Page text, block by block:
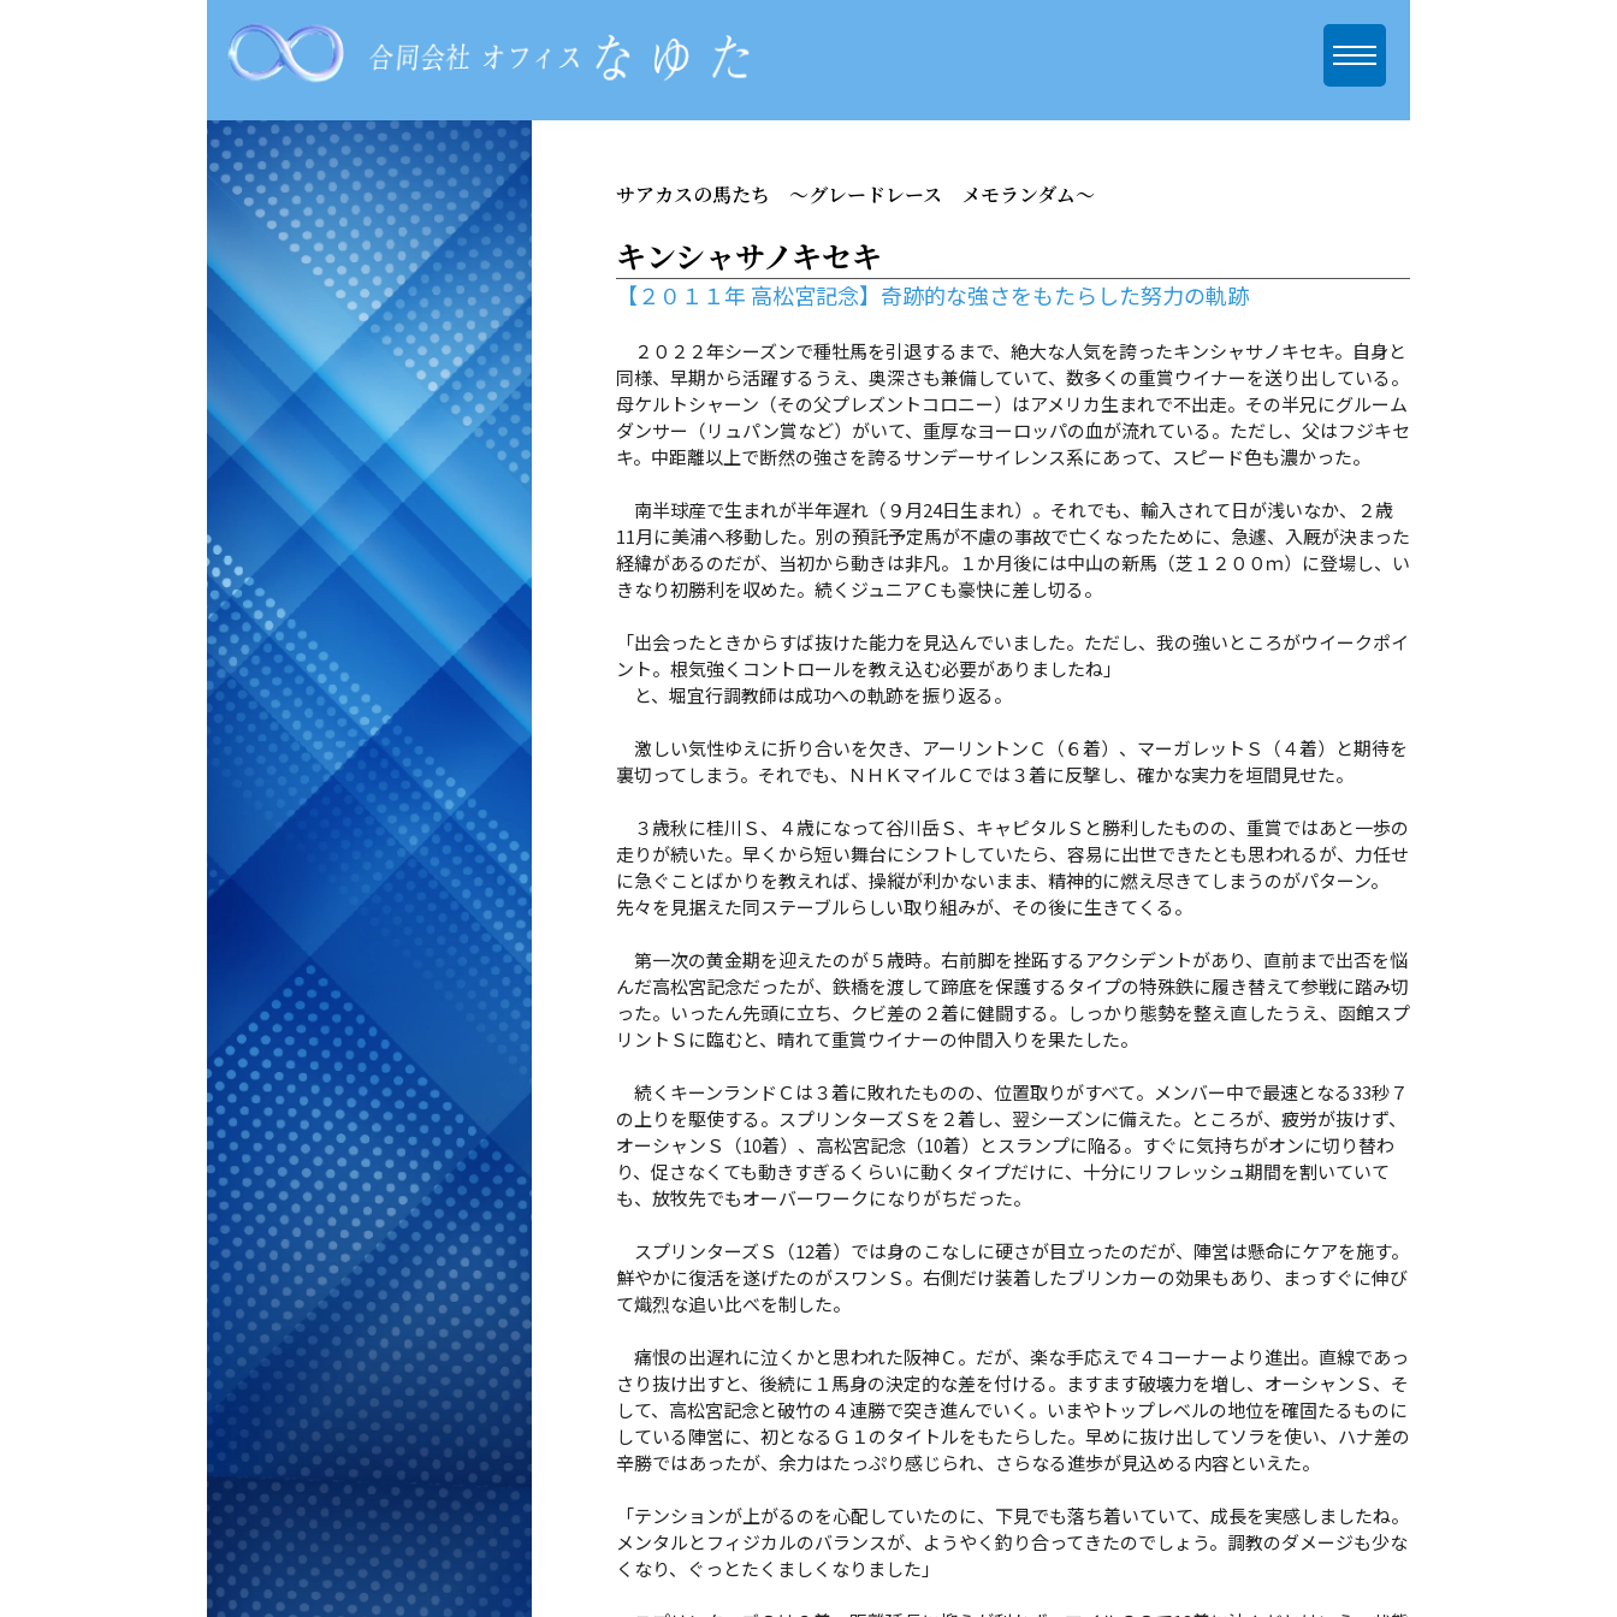
サアカスの馬たち ～グレードレース メモランダム～
キンシャサノキセキ
【２０１１年 高松宮記念】奇跡的な強さをもたらした努力の軌跡
２０２２年シーズンで種牡馬を引退するまで、絶大な人気を誇ったキンシャサノキセキ。自身と
同様、早期から活躍するうえ、奥深さも兼備していて、数多くの重賞ウイナーを送り出している。
母ケルトシャーン（その父プレズントコロニー）はアメリカ生まれで不出走。その半兄にグルーム
ダンサー（リュパン賞など）がいて、重厚なヨーロッパの血が流れている。ただし、父はフジキセ
キ。中距離以上で断然の強さを誇るサンデーサイレンス系にあって、スピード色も濃かった。
南半球産で生まれが半年遅れ（９月24日生まれ）。それでも、輸入されて日が浅いなか、２歳
11月に美浦へ移動した。別の預託予定馬が不慮の事故で亡くなったために、急遽、入厩が決まった
経緯があるのだが、当初から動きは非凡。１か月後には中山の新馬（芝１２００ｍ）に登場し、い
きなり初勝利を収めた。続くジュニアＣも豪快に差し切る。
「出会ったときからすば抜けた能力を見込んでいました。ただし、我の強いところがウイークポイ
ント。根気強くコントロールを教え込む必要がありましたね」
と、堀宜行調教師は成功への軌跡を振り返る。
激しい気性ゆえに折り合いを欠き、アーリントンＣ（６着）、マーガレットＳ（４着）と期待を
裏切ってしまう。それでも、ＮＨＫマイルＣでは３着に反撃し、確かな実力を垣間見せた。
３歳秋に桂川Ｓ、４歳になって谷川岳Ｓ、キャピタルＳと勝利したものの、重賞ではあと一歩の
走りが続いた。早くから短い舞台にシフトしていたら、容易に出世できたとも思われるが、力任せ
に急ぐことばかりを教えれば、操縦が利かないまま、精神的に燃え尽きてしまうのがパターン。
先々を見据えた同ステーブルらしい取り組みが、その後に生きてくる。
第一次の黄金期を迎えたのが５歳時。右前脚を挫跖するアクシデントがあり、直前まで出否を悩
んだ高松宮記念だったが、鉄橋を渡して蹄底を保護するタイプの特殊鉄に履き替えて参戦に踏み切
った。いったん先頭に立ち、クビ差の２着に健闘する。しっかり態勢を整え直したうえ、函館スプ
リントＳに臨むと、晴れて重賞ウイナーの仲間入りを果たした。
続くキーンランドＣは３着に敗れたものの、位置取りがすべて。メンバー中で最速となる33秒７
の上りを駆使する。スプリンターズＳを２着し、翌シーズンに備えた。ところが、疲労が抜けず、
オーシャンＳ（10着）、高松宮記念（10着）とスランプに陥る。すぐに気持ちがオンに切り替わ
り、促さなくても動きすぎるくらいに動くタイプだけに、十分にリフレッシュ期間を割いていて
も、放牧先でもオーバーワークになりがちだった。
スプリンターズＳ（12着）では身のこなしに硬さが目立ったのだが、陣営は懸命にケアを施す。
鮮やかに復活を遂げたのがスワンＳ。右側だけ装着したブリンカーの効果もあり、まっすぐに伸び
て熾烈な追い比べを制した。
痛恨の出遅れに泣くかと思われた阪神Ｃ。だが、楽な手応えで４コーナーより進出。直線であっ
さり抜け出すと、後続に１馬身の決定的な差を付ける。ますます破壊力を増し、オーシャンＳ、そ
して、高松宮記念と破竹の４連勝で突き進んでいく。いまやトップレベルの地位を確固たるものに
している陣営に、初となるＧ１のタイトルをもたらした。早めに抜け出してソラを使い、ハナ差の
辛勝ではあったが、余力はたっぷり感じられ、さらなる進歩が見込める内容といえた。
「テンションが上がるのを心配していたのに、下見でも落ち着いていて、成長を実感しましたね。
メンタルとフィジカルのバランスが、ようやく釣り合ってきたのでしょう。調教のダメージも少な
くなり、ぐっとたくましくなりました」